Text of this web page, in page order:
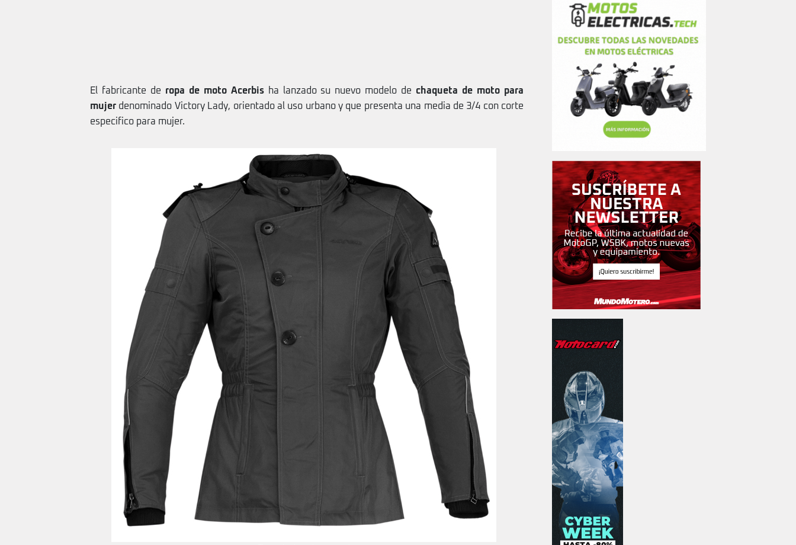
El fabricante de ropa de moto Acerbisha lanzado su nuevo modelo de chaqueta de moto para
mujer denominado Victory Lady, orientado al uso urbano y que presenta una media de 3/4 con corte
especifico para mujer.